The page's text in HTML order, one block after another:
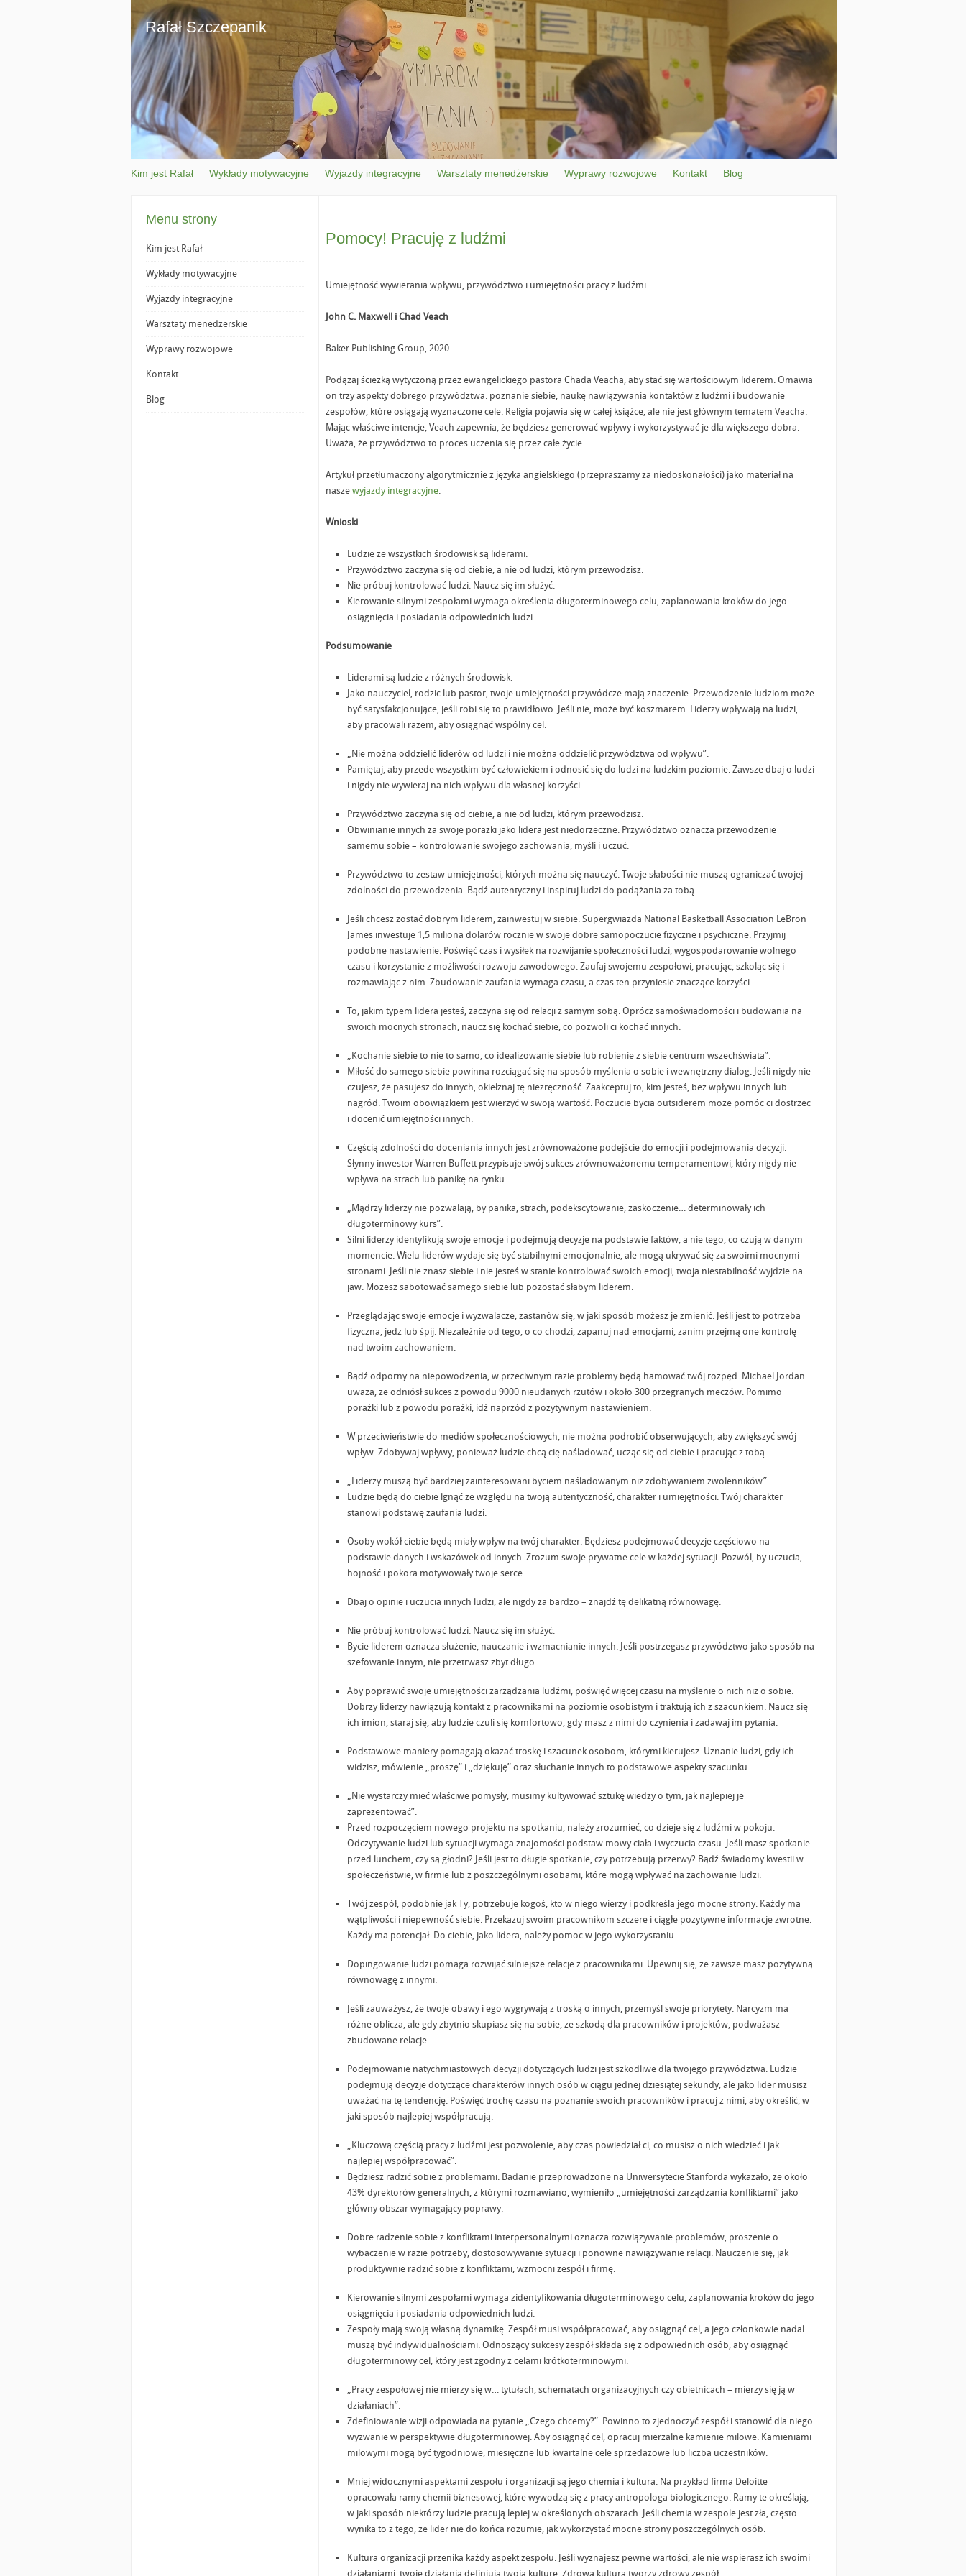
Rafał Szczepanik
Kim jest Rafał Wykłady motywacyjne Wyjazdy integracyjne Warsztaty menedżerskie Wyprawy rozwojowe Kontakt Blog
Menu strony
Kim jest Rafał
Wykłady motywacyjne
Wyjazdy integracyjne
Warsztaty menedżerskie
Wyprawy rozwojowe
Kontakt
Blog
Pomocy! Pracuję z ludźmi
Umiejętność wywierania wpływu, przywództwo i umiejętności pracy z ludźmi
John C. Maxwell i Chad Veach
Baker Publishing Group, 2020
Podążaj ścieżką wytyczoną przez ewangelickiego pastora Chada Veacha, aby stać się wartościowym liderem. Omawia
on trzy aspekty dobrego przywództwa: poznanie siebie, naukę nawiązywania kontaktów z ludźmi i budowanie
zespołów, które osiągają wyznaczone cele. Religia pojawia się w całej książce, ale nie jest głównym tematem Veacha.
Mając właściwe intencje, Veach zapewnia, że będziesz generować wpływy i wykorzystywać je dla większego dobra.
Uważa, że przywództwo to proces uczenia się przez całe życie.
Artykuł przetłumaczony algorytmicznie z języka angielskiego (przepraszamy za niedoskonałości) jako materiał na
nasze wyjazdy integracyjne.
Wnioski
Ludzie ze wszystkich środowisk są liderami.
Przywództwo zaczyna się od ciebie, a nie od ludzi, którym przewodzisz.
Nie próbuj kontrolować ludzi. Naucz się im służyć.
Kierowanie silnymi zespołami wymaga określenia długoterminowego celu, zaplanowania kroków do jego
osiągnięcia i posiadania odpowiednich ludzi.
Podsumowanie
Liderami są ludzie z różnych środowisk.
Jako nauczyciel, rodzic lub pastor, twoje umiejętności przywódcze mają znaczenie. Przewodzenie ludziom może
być satysfakcjonujące, jeśli robi się to prawidłowo. Jeśli nie, może być koszmarem. Liderzy wpływają na ludzi,
aby pracowali razem, aby osiągnąć wspólny cel.
„Nie można oddzielić liderów od ludzi i nie można oddzielić przywództwa od wpływu”.
Pamiętaj, aby przede wszystkim być człowiekiem i odnosić się do ludzi na ludzkim poziomie. Zawsze dbaj o ludzi
i nigdy nie wywieraj na nich wpływu dla własnej korzyści.
Przywództwo zaczyna się od ciebie, a nie od ludzi, którym przewodzisz.
Obwinianie innych za swoje porażki jako lidera jest niedorzeczne. Przywództwo oznacza przewodzenie
samemu sobie – kontrolowanie swojego zachowania, myśli i uczuć.
Przywództwo to zestaw umiejętności, których można się nauczyć. Twoje słabości nie muszą ograniczać twojej
zdolności do przewodzenia. Bądź autentyczny i inspiruj ludzi do podążania za tobą.
Jeśli chcesz zostać dobrym liderem, zainwestuj w siebie. Supergwiazda National Basketball Association LeBron
James inwestuje 1,5 miliona dolarów rocznie w swoje dobre samopoczucie fizyczne i psychiczne. Przyjmij
podobne nastawienie. Poświęć czas i wysiłek na rozwijanie społeczności ludzi, wygospodarowanie wolnego
czasu i korzystanie z możliwości rozwoju zawodowego. Zaufaj swojemu zespołowi, pracując, szkoląc się i
rozmawiając z nim. Zbudowanie zaufania wymaga czasu, a czas ten przyniesie znaczące korzyści.
To, jakim typem lidera jesteś, zaczyna się od relacji z samym sobą. Oprócz samoświadomości i budowania na
swoich mocnych stronach, naucz się kochać siebie, co pozwoli ci kochać innych.
„Kochanie siebie to nie to samo, co idealizowanie siebie lub robienie z siebie centrum wszechświata”.
Miłość do samego siebie powinna rozciągać się na sposób myślenia o sobie i wewnętrzny dialog. Jeśli nigdy nie
czujesz, że pasujesz do innych, okiełznaj tę niezręczność. Zaakceptuj to, kim jesteś, bez wpływu innych lub
nagród. Twoim obowiązkiem jest wierzyć w swoją wartość. Poczucie bycia outsiderem może pomóc ci dostrzec
i docenić umiejętności innych.
Częścią zdolności do doceniania innych jest zrównoważone podejście do emocji i podejmowania decyzji.
Słynny inwestor Warren Buffett przypisuje swój sukces zrównoważonemu temperamentowi, który nigdy nie
wpływa na strach lub panikę na rynku.
„Mądrzy liderzy nie pozwalają, by panika, strach, podekscytowanie, zaskoczenie… determinowały ich
długoterminowy kurs”.
Silni liderzy identyfikują swoje emocje i podejmują decyzje na podstawie faktów, a nie tego, co czują w danym
momencie. Wielu liderów wydaje się być stabilnymi emocjonalnie, ale mogą ukrywać się za swoimi mocnymi
stronami. Jeśli nie znasz siebie i nie jesteś w stanie kontrolować swoich emocji, twoja niestabilność wyjdzie na
jaw. Możesz sabotować samego siebie lub pozostać słabym liderem.
Przeglądając swoje emocje i wyzwalacze, zastanów się, w jaki sposób możesz je zmienić. Jeśli jest to potrzeba
fizyczna, jedz lub śpij. Niezależnie od tego, o co chodzi, zapanuj nad emocjami, zanim przejmą one kontrolę
nad twoim zachowaniem.
Bądź odporny na niepowodzenia, w przeciwnym razie problemy będą hamować twój rozpęd. Michael Jordan
uważa, że odniósł sukces z powodu 9000 nieudanych rzutów i około 300 przegranych meczów. Pomimo
porażki lub z powodu porażki, idź naprzód z pozytywnym nastawieniem.
W przeciwieństwie do mediów społecznościowych, nie można podrobić obserwujących, aby zwiększyć swój
wpływ. Zdobywaj wpływy, ponieważ ludzie chcą cię naśladować, ucząc się od ciebie i pracując z tobą.
„Liderzy muszą być bardziej zainteresowani byciem naśladowanym niż zdobywaniem zwolenników”.
Ludzie będą do ciebie lgnąć ze względu na twoją autentyczność, charakter i umiejętności. Twój charakter
stanowi podstawę zaufania ludzi.
Osoby wokół ciebie będą miały wpływ na twój charakter. Będziesz podejmować decyzje częściowo na
podstawie danych i wskazówek od innych. Zrozum swoje prywatne cele w każdej sytuacji. Pozwól, by uczucia,
hojność i pokora motywowały twoje serce.
Dbaj o opinie i uczucia innych ludzi, ale nigdy za bardzo – znajdź tę delikatną równowagę.
Nie próbuj kontrolować ludzi. Naucz się im służyć.
Bycie liderem oznacza służenie, nauczanie i wzmacnianie innych. Jeśli postrzegasz przywództwo jako sposób na
szefowanie innym, nie przetrwasz zbyt długo.
Aby poprawić swoje umiejętności zarządzania ludźmi, poświęć więcej czasu na myślenie o nich niż o sobie.
Dobrzy liderzy nawiązują kontakt z pracownikami na poziomie osobistym i traktują ich z szacunkiem. Naucz się
ich imion, staraj się, aby ludzie czuli się komfortowo, gdy masz z nimi do czynienia i zadawaj im pytania.
Podstawowe maniery pomagają okazać troskę i szacunek osobom, którymi kierujesz. Uznanie ludzi, gdy ich
widzisz, mówienie „proszę” i „dziękuję” oraz słuchanie innych to podstawowe aspekty szacunku.
„Nie wystarczy mieć właściwe pomysły, musimy kultywować sztukę wiedzy o tym, jak najlepiej je
zaprezentować”.
Przed rozpoczęciem nowego projektu na spotkaniu, należy zrozumieć, co dzieje się z ludźmi w pokoju.
Odczytywanie ludzi lub sytuacji wymaga znajomości podstaw mowy ciała i wyczucia czasu. Jeśli masz spotkanie
przed lunchem, czy są głodni? Jeśli jest to długie spotkanie, czy potrzebują przerwy? Bądź świadomy kwestii w
społeczeństwie, w firmie lub z poszczególnymi osobami, które mogą wpływać na zachowanie ludzi.
Twój zespół, podobnie jak Ty, potrzebuje kogoś, kto w niego wierzy i podkreśla jego mocne strony. Każdy ma
wątpliwości i niepewność siebie. Przekazuj swoim pracownikom szczere i ciągłe pozytywne informacje zwrotne.
Każdy ma potencjał. Do ciebie, jako lidera, należy pomoc w jego wykorzystaniu.
Dopingowanie ludzi pomaga rozwijać silniejsze relacje z pracownikami. Upewnij się, że zawsze masz pozytywną
równowagę z innymi.
Jeśli zauważysz, że twoje obawy i ego wygrywają z troską o innych, przemyśl swoje priorytety. Narcyzm ma
różne oblicza, ale gdy zbytnio skupiasz się na sobie, ze szkodą dla pracowników i projektów, podważasz
zbudowane relacje.
Podejmowanie natychmiastowych decyzji dotyczących ludzi jest szkodliwe dla twojego przywództwa. Ludzie
podejmują decyzje dotyczące charakterów innych osób w ciągu jednej dziesiątej sekundy, ale jako lider musisz
uważać na tę tendencję. Poświęć trochę czasu na poznanie swoich pracowników i pracuj z nimi, aby określić, w
jaki sposób najlepiej współpracują.
„Kluczową częścią pracy z ludźmi jest pozwolenie, aby czas powiedział ci, co musisz o nich wiedzieć i jak
najlepiej współpracować”.
Będziesz radzić sobie z problemami. Badanie przeprowadzone na Uniwersytecie Stanforda wykazało, że około
43% dyrektorów generalnych, z którymi rozmawiano, wymieniło „umiejętności zarządzania konfliktami” jako
główny obszar wymagający poprawy.
Dobre radzenie sobie z konfliktami interpersonalnymi oznacza rozwiązywanie problemów, proszenie o
wybaczenie w razie potrzeby, dostosowywanie sytuacji i ponowne nawiązywanie relacji. Nauczenie się, jak
produktywnie radzić sobie z konfliktami, wzmocni zespół i firmę.
Kierowanie silnymi zespołami wymaga zidentyfikowania długoterminowego celu, zaplanowania kroków do jego
osiągnięcia i posiadania odpowiednich ludzi.
Zespoły mają swoją własną dynamikę. Zespół musi współpracować, aby osiągnąć cel, a jego członkowie nadal
muszą być indywidualnościami. Odnoszący sukcesy zespół składa się z odpowiednich osób, aby osiągnąć
długoterminowy cel, który jest zgodny z celami krótkoterminowymi.
„Pracy zespołowej nie mierzy się w… tytułach, schematach organizacyjnych czy obietnicach – mierzy się ją w
działaniach”.
Zdefiniowanie wizji odpowiada na pytanie „Czego chcemy?”. Powinno to zjednoczyć zespół i stanowić dla niego
wyzwanie w perspektywie długoterminowej. Aby osiągnąć cel, opracuj mierzalne kamienie milowe. Kamieniami
milowymi mogą być tygodniowe, miesięczne lub kwartalne cele sprzedażowe lub liczba uczestników.
Mniej widocznymi aspektami zespołu i organizacji są jego chemia i kultura. Na przykład firma Deloitte
opracowała ramy chemii biznesowej, które wywodzą się z pracy antropologa biologicznego. Ramy te określają,
w jaki sposób niektórzy ludzie pracują lepiej w określonych obszarach. Jeśli chemia w zespole jest zła, często
wynika to z tego, że lider nie do końca rozumie, jak wykorzystać mocne strony poszczególnych osób.
Kultura organizacji przenika każdy aspekt zespołu. Jeśli wyznajesz pewne wartości, ale nie wspierasz ich swoimi
działaniami, twoje działania definiują twoją kulturę. Zdrowa kultura tworzy zdrowy zespół.